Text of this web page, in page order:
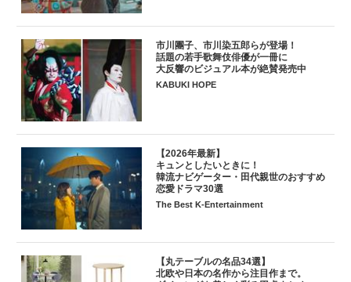
市川團子、市川染五郎らが登場！
話題の若手歌舞伎俳優が一冊に
大反響のビジュアル本が絶賛発売中
KABUKI HOPE
【2026年最新】
キュンとしたいときに！
韓流ナビゲーター・田代親世のおすすめ
恋愛ドラマ30選
The Best K-Entertainment
【丸テーブルの名品34選】
北欧や日本の名作から注目作まで。